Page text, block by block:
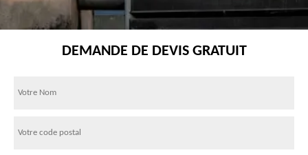
DEMANDE DE DEVIS GRATUIT